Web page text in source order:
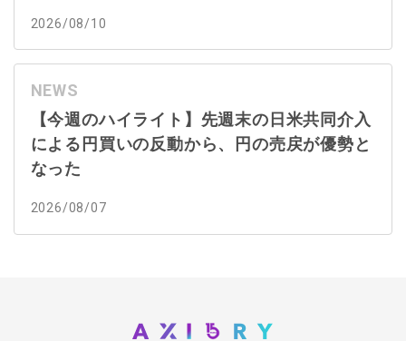
2026/08/10
NEWS
【今週のハイライト】先週末の日米共同介入
による円買いの反動から、円の売戻が優勢と
なった
2026/08/07